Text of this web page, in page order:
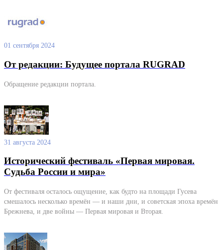
01 сентября 2024
От редакции: Будущее портала RUGRAD
Обращение редакции портала.
31 августа 2024
Исторический фестиваль «Первая мировая.
Судьба России и мира»
От фестиваля осталось ощущение, как будто на площади Гусева
смешалось несколько времён — и наши дни, и советская эпоха времён
Брежнева, и две войны — Первая мировая и Вторая.